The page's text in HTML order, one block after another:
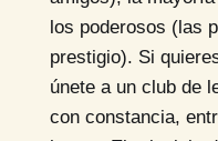
los poderosos (las
prestigio). Si
únete a un club de
con constancia,